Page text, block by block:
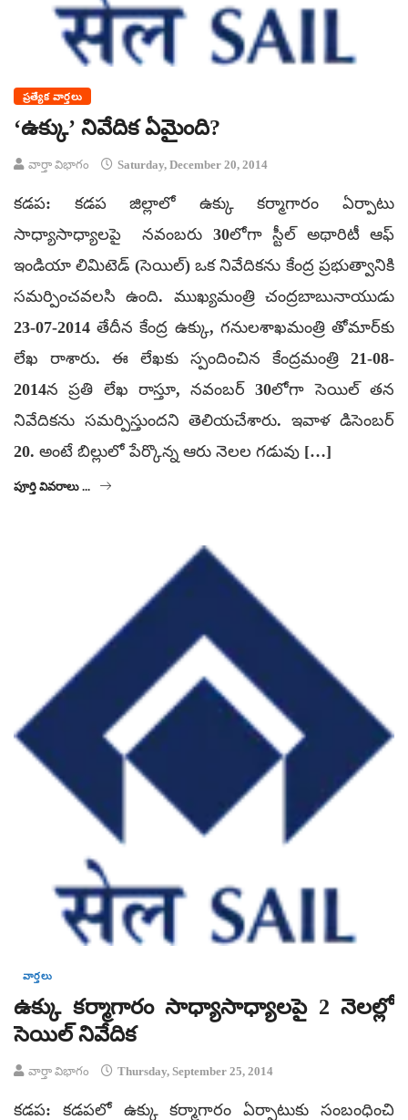
ప్రత్యేక వార్తలు
‘ఉక్కు’ నివేదిక ఏమైంది?
వార్తా విభాగం Saturday, December 20, 2014
కడప: కడప జిల్లాలో ఉక్కు కర్మాగారం ఏర్పాటు
సాధ్యాసాధ్యాలపై నవంబరు 30లోగా స్టీల్‌ అథారిటీ ఆఫ్‌
ఇండియా లిమిటెడ్‌ (సెయిల్‌) ఒక నివేదికను కేంద్ర ప్రభుత్వానికి
సమర్పించవలసి ఉంది. ముఖ్యమంత్రి చంద్రబాబునాయుడు
23-07-2014 తేదీన కేంద్ర ఉక్కు, గనులశాఖమంత్రి తోమార్‌కు
లేఖ రాశారు. ఈ లేఖకు స్పందించిన కేంద్రమంత్రి 21-08-
2014న ప్రతి లేఖ రాస్తూ, నవంబర్‌ 30లోగా సెయిల్‌ తన
నివేదికను సమర్పిస్తుందని తెలియచేశారు. ఇవాళ డిసెంబర్
20. అంటే బిల్లులో పేర్కొన్న ఆరు నెలల గడువు […]
పూర్తి వివరాలు ...
వార్తలు
ఉక్కు కర్మాగారం సాధ్యాసాధ్యాలపై 2 నెలల్లో
సెయిల్ నివేదిక
వార్తా విభాగం Thursday, September 25, 2014
కడప: కడపలో ఉక్కు కర్మాగారం ఏర్పాటుకు సంబంధించి